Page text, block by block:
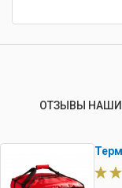
ОТЗЫВЫ